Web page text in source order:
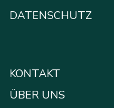
DATENSCHUTZ
KONTAKT
ÜBER UNS